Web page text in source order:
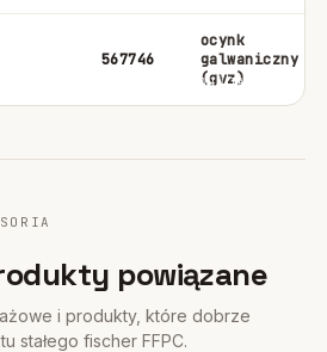
567746
ocynk
galwaniczny
(gvz)
powiązane
i produkty, które dobrze
stałego fischer FFPC.